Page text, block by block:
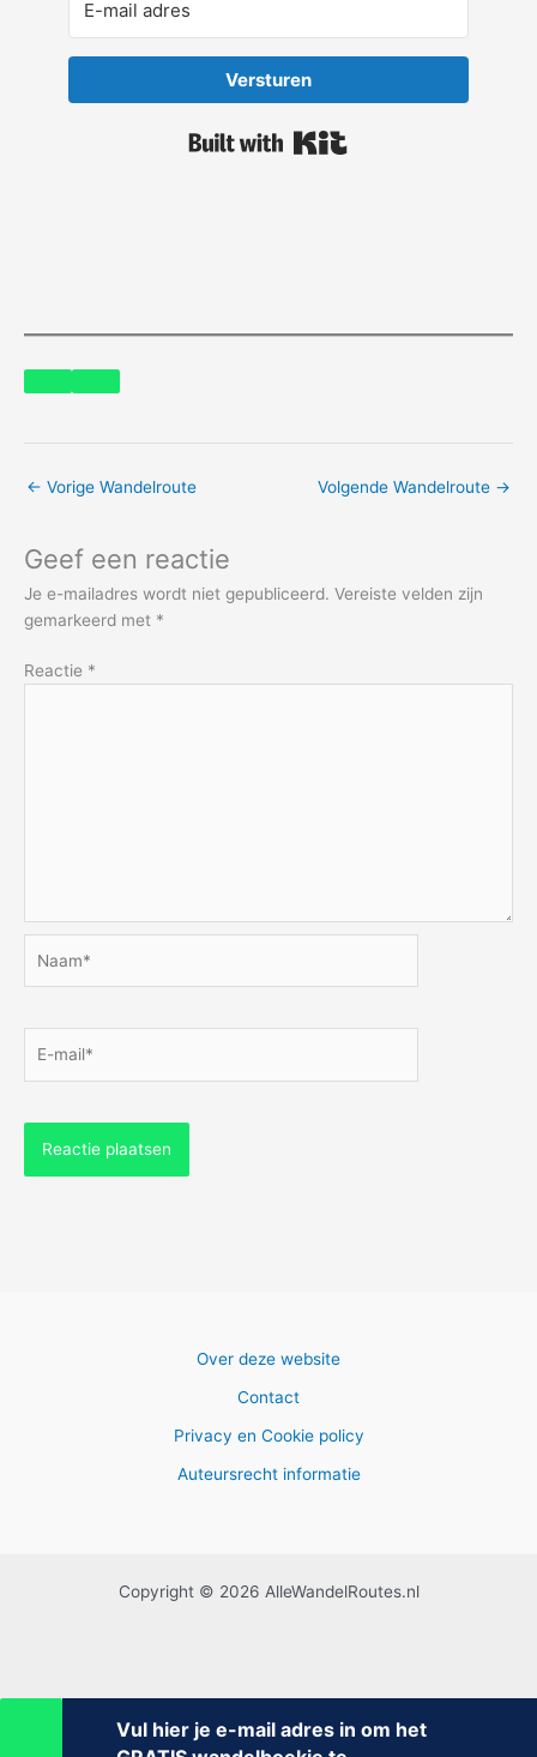
Versturen
← Vorige Wandelroute Volgende Wandelroute →
Geef een reactie
Je e-mailadres wordt niet gepubliceerd. Vereiste velden zijn
gemarkeerd met *
Reactie *
mail*
Over deze website
Contact
Privacy en Cookie policy
Auteursrecht informatie
Copyright © 2026 AlleWandelRoutes.nl
Vul hier je e-mail adres in om het